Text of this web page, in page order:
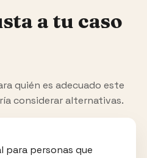
a tu caso
quién es adecuado este
considerar alternativas.
para personas que